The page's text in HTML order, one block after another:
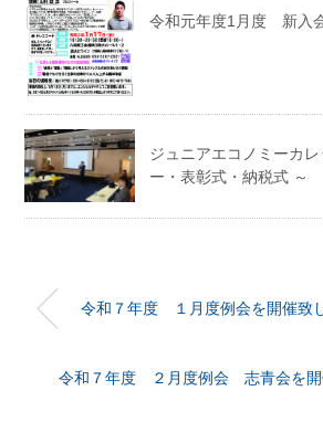
令和元年度1月度 新入
ジュニアエコノミーカ
ー・表彰式・納税式 ～
令和７年度 １月度例会を開催致
令和７年度 ２月度例会 志青会を開